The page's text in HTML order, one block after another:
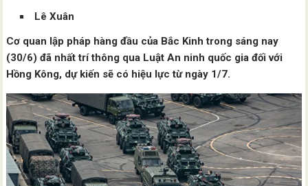
Lê Xuân
Cơ quan lập pháp hàng đầu của Bắc Kinh trong sáng nay
(30/6) đã nhất trí thông qua Luật An ninh quốc gia đối với
Hồng Kông, dự kiến sẽ có hiệu lực từ ngày 1/7.